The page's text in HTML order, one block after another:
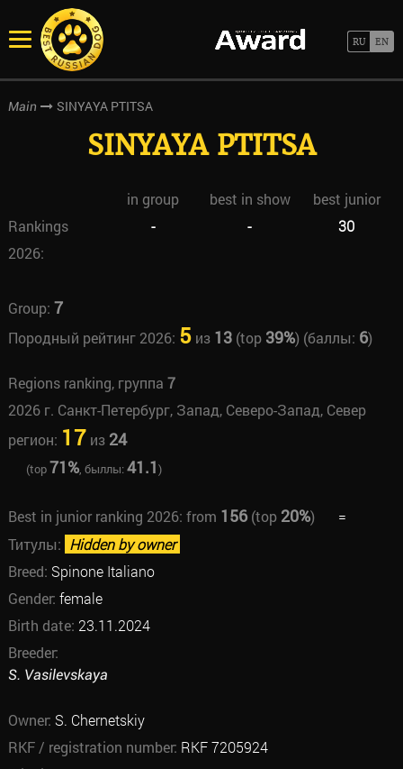
Main SINYAYA PTITSA
SINYAYA PTITSA
in group best in show
best junior
Rankings
2026:
- - 30
Group: 7
Породный рейтинг 2026: 5из 13(top 39%) (баллы: 6)
Regions ranking, группа 7
2026 г. Санкт-Петербург, Запад, Северо-Запад, Север
регион: 17 из 24
(top71%, быллы:41.1)
Best in junior ranking 2026: from 156(top 20%)
=
Титулы: Hidden by owner
Breed: Spinone Italiano
Gender: female
Birth date: 23.11.2024
Breeder:
S. Vasilevskaya
Owner: S. Chernetskiy
RKF / registration number: RKF 7205924